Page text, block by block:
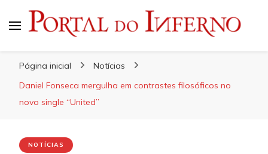
Página inicial
Notícias
Daniel Fonseca mergulha em contrastes filosóficos no
novo single “United”
NOTÍCIAS